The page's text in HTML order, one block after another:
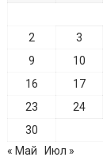
2
3
9
10
16
17
23
24
30
« Май
Июл »